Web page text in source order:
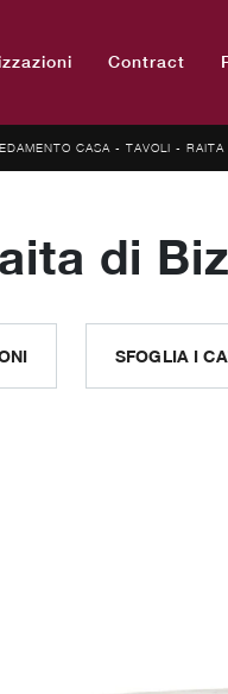
Contract
CASA - TAVOLI - RAITA
di
SFOGLIA I